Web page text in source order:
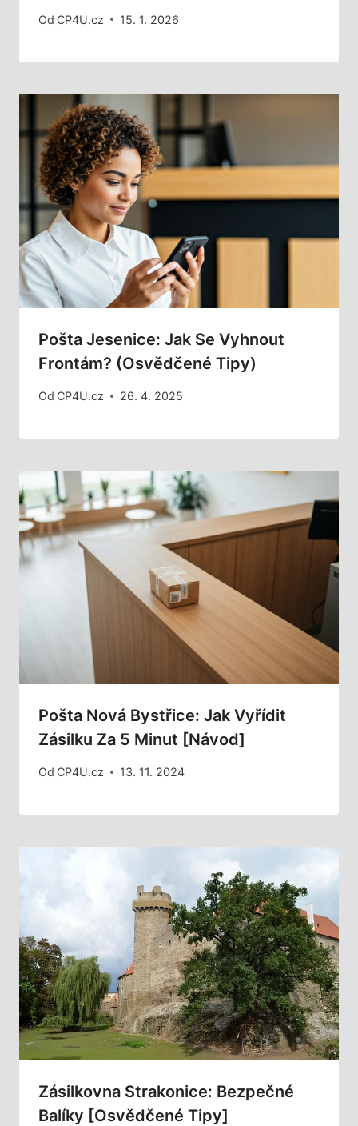
Od CP4U.cz 15. 1. 2026
Pošta Jesenice: Jak Se Vyhnout
Frontám? (Osvědčené Tipy)
Od CP4U.cz 26. 4. 2025
Pošta Nová Bystřice: Jak Vyřídit
Zásilku Za 5 Minut [Návod]
Od CP4U.cz 13. 11. 2024
Zásilkovna Strakonice: Bezpečné
Balíky [Osvědčené Tipy]